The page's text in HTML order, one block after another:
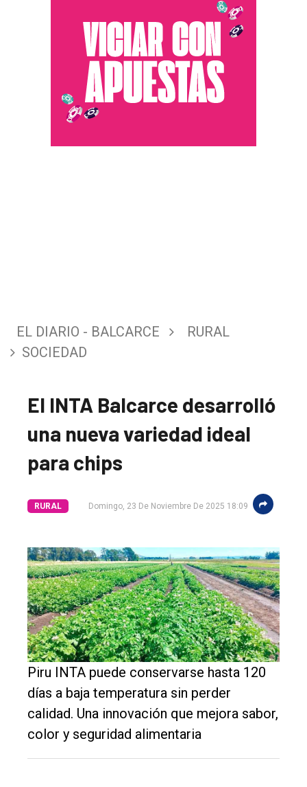
El
único
DIARIO
Balcarce
EL DIARIO - BALCARCE
RURAL
SOCIEDAD
El INTA Balcarce desarrolló
una nueva variedad ideal
para chips
RURAL Domingo, 23 De Noviembre De 2025 18:09
Piru INTA puede conservarse hasta 120
días a baja temperatura sin perder
calidad. Una innovación que mejora sabor,
color y seguridad alimentaria